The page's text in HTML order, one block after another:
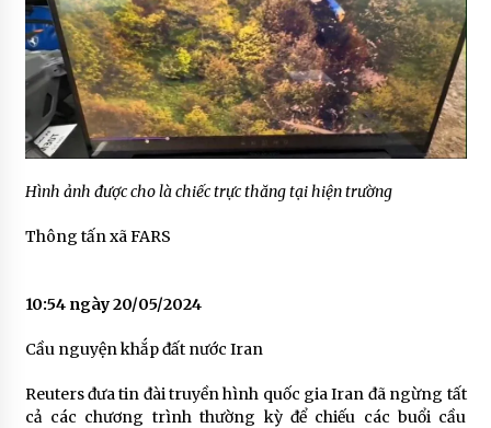
Hình ảnh được cho là chiếc trực thăng tại hiện trường
Thông tấn xã FARS
10:54 ngày 20/05/2024
Cầu nguyện khắp đất nước Iran
Reuters đưa tin đài truyền hình quốc gia Iran đã ngừng tất
cả các chương trình thường kỳ để chiếu các buổi cầu